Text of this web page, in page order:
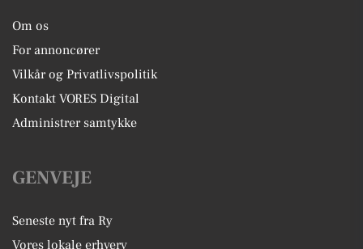
Om os
For annoncører
Vilkår og Privatlivspolitik
Kontakt VORES Digital
Administrer samtykke
GENVEJE
Seneste nyt fra Ry
Vores lokale erhverv